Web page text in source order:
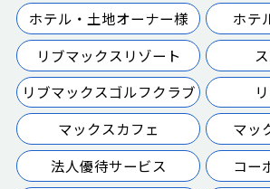
ホテル・土地オーナー様
ホテ
リブマックスリゾート
リブマックスゴルフクラブ
マックスカフェ
マッ
法人優待サービス
コー